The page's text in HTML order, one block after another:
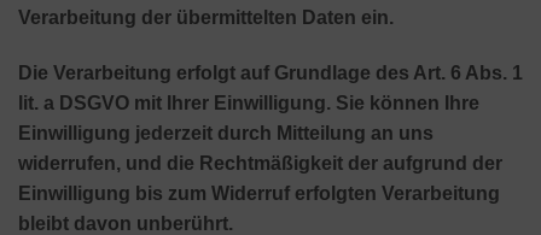
Verarbeitung der übermittelten Daten ein.
Die Verarbeitung erfolgt auf Grundlage des Art. 6 Abs. 1
lit. a DSGVO mit Ihrer Einwilligung. Sie können Ihre
Einwilligung jederzeit durch Mitteilung an uns
widerrufen, und die Rechtmäßigkeit der aufgrund der
Einwilligung bis zum Widerruf erfolgten Verarbeitung
bleibt davon unberührt.